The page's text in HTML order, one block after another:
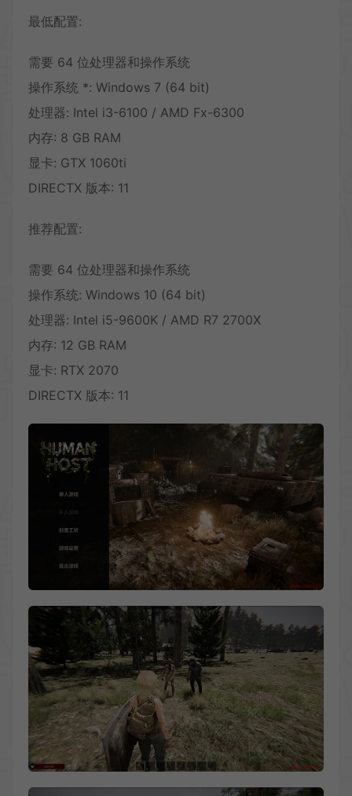
最低配置:
需要 64 位处理器和操作系统
操作系统 *: Windows 7 (64 bit)
处理器: Intel i3-6100 / AMD Fx-6300
内存: 8 GB RAM
显卡: GTX 1060ti
DIRECTX 版本: 11
推荐配置:
需要 64 位处理器和操作系统
操作系统: Windows 10 (64 bit)
处理器: Intel i5-9600K / AMD R7 2700X
内存: 12 GB RAM
显卡: RTX 2070
DIRECTX 版本: 11